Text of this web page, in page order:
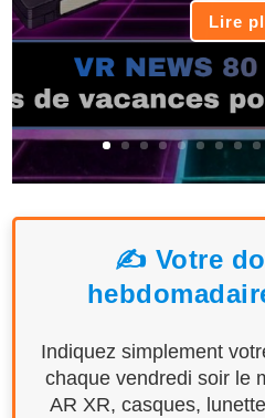
Lire
✍️ Votre
Indiquez simplement
chaque vendredi soir le
AR XR, casques,